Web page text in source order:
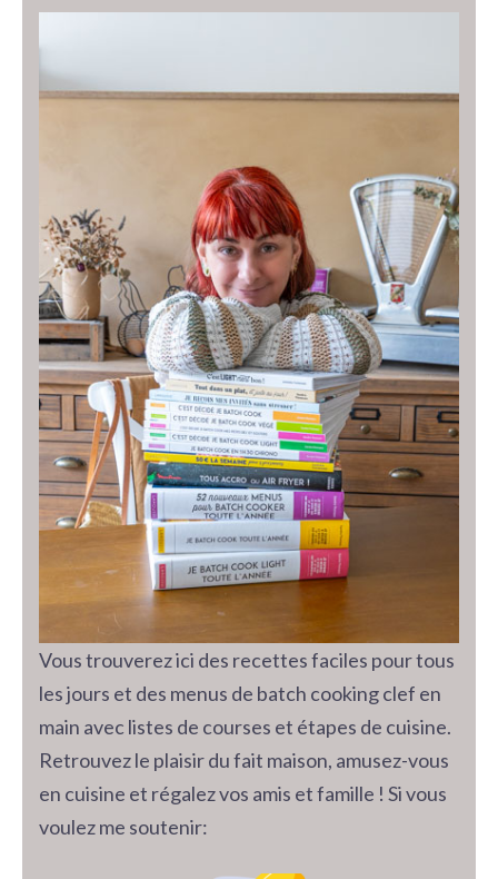
Vous trouverez ici des recettes faciles pour tous
les jours et des menus de batch cooking clef en
main avec listes de courses et étapes de cuisine.
Retrouvez le plaisir du fait maison, amusez-vous
en cuisine et régalez vos amis et famille ! Si vous
voulez me soutenir: